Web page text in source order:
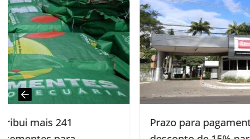
Prazo para pagamento de ISS com